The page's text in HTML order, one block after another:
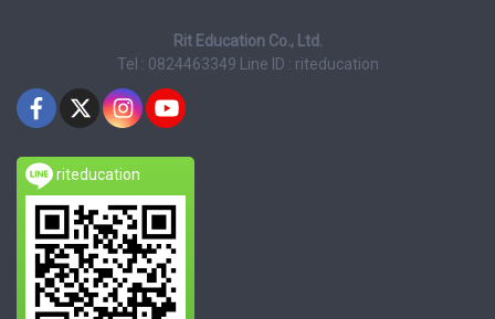
Rit Education Co., Ltd.
Tel : 0824463349
Line ID : riteducation
riteducation